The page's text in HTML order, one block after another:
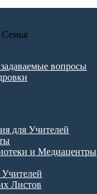
вопросы
для Учителей
и Медиацентры
Листов